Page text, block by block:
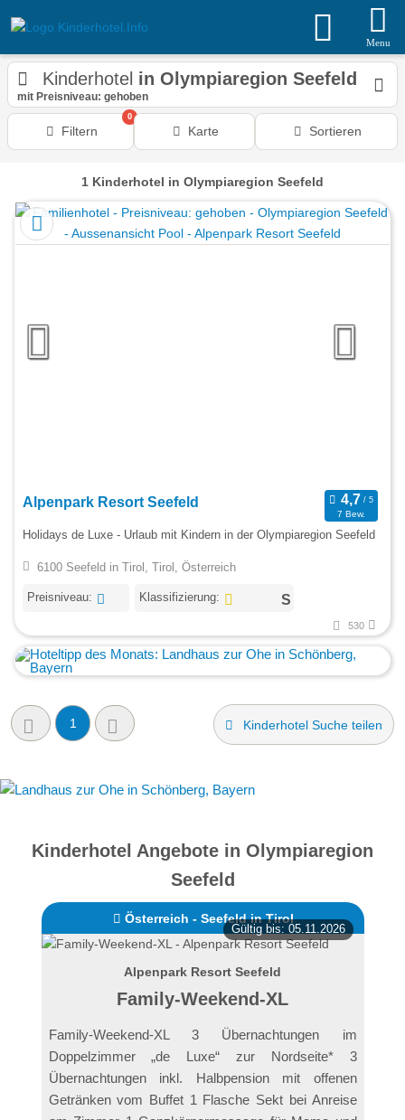
Menu
Kinderhotel in Olympiaregion Seefeld
mit Preisniveau: gehoben
Filtern
0
Karte Sortieren
1 Kinderhotel in Olympiaregion Seefeld
Alpenpark Resort Seefeld
7 Bew.
Holidays de Luxe - Urlaub mit Kindern in der Olympiaregion Seefeld
6100 Seefeld in Tirol, Tirol, Österreich
Preisniveau: Klassifizierung:
530
1 Kinderhotel Suche teilen
Kinderhotel Angebote in Olympiaregion
Seefeld
Österreich - Seefeld in Tirol
Gültig bis: 05.11.2026
Alpenpark Resort Seefeld
Family-Weekend-XL
Family-Weekend-XL 3 Übernachtungen im
Doppelzimmer „de Luxe“ zur Nordseite* 3
Übernachtungen inkl. Halbpension mit offenen
Getränken vom Buffet 1 Flasche Sekt bei Anreise